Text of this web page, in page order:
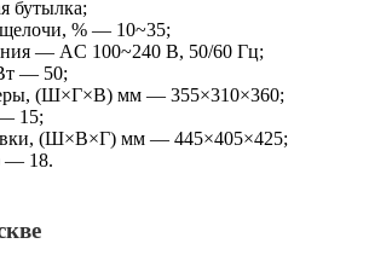
бутылка;
% — 10~35;
— AC 100~240 В, 50/60 Гц;
— 50;
(Ш×Г×В) мм — 355×310×360;
15;
(Ш×В×Г) мм — 445×405×425;
— 18.